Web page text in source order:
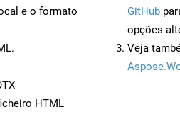
e o formato
HTML
GitHub
opções
Veja